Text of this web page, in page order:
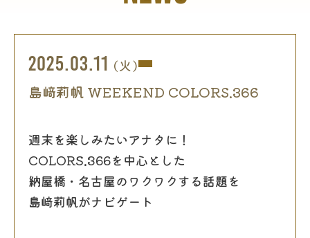
2025.03.11 (火)
島﨑莉帆 WEEKEND COLORS.366
週末を楽しみたいアナタに！
COLORS.366を中心とした
納屋橋・名古屋のワクワクする話題を
島﨑莉帆がナビゲート